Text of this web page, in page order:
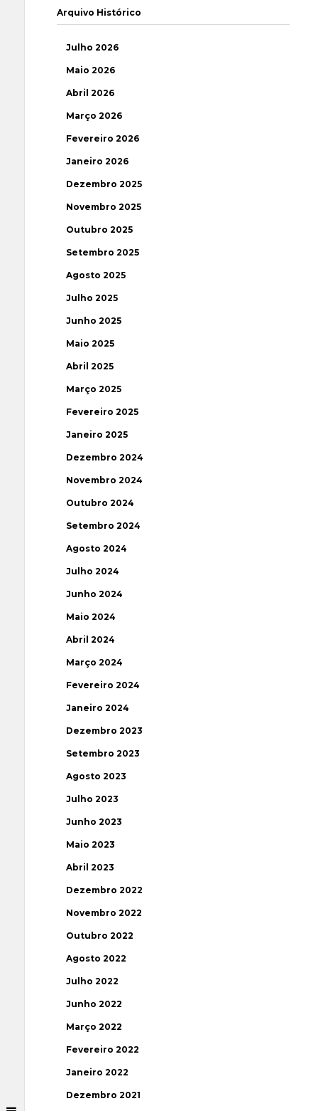
Arquivo Histórico
Julho 2026
Maio 2026
Abril 2026
Março 2026
Fevereiro 2026
Janeiro 2026
Dezembro 2025
Novembro 2025
Outubro 2025
Setembro 2025
Agosto 2025
Julho 2025
Junho 2025
Maio 2025
Abril 2025
Março 2025
Fevereiro 2025
Janeiro 2025
Dezembro 2024
Novembro 2024
Outubro 2024
Setembro 2024
Agosto 2024
Julho 2024
Junho 2024
Maio 2024
Abril 2024
Março 2024
Fevereiro 2024
Janeiro 2024
Dezembro 2023
Setembro 2023
Agosto 2023
Julho 2023
Junho 2023
Maio 2023
Abril 2023
Dezembro 2022
Novembro 2022
Outubro 2022
Agosto 2022
Julho 2022
Junho 2022
Março 2022
Fevereiro 2022
Janeiro 2022
Dezembro 2021